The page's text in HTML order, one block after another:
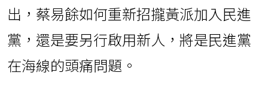
出，蔡易餘如何重新招攏黃派加入民進
黨，還是要另行啟用新人，將是民進黨
在海線的頭痛問題。